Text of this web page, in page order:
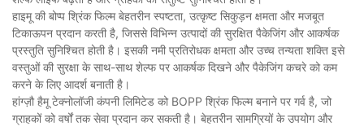
हाइमू की बोप्प श्रिंक फिल्म बेहतरीन स्पष्टता, उत्कृष्ट सिकुड़न क्षमता और मजबूत
टिकाऊपन प्रदान करती है, जिससे विभिन्न उत्पादों की सुरक्षित पैकेजिंग और आकर्षक
प्रस्तुति सुनिश्चित होती है। इसकी नमी प्रतिरोधक क्षमता और उच्च तन्यता शक्ति इसे
वस्तुओं की सुरक्षा के साथ-साथ शेल्फ पर आकर्षक दिखने और पैकेजिंग कचरे को कम
करने के लिए आदर्श बनाती है।
हांग्ज़ौ हैमू टेक्नोलॉजी कंपनी लिमिटेड को BOPP श्रिंक फिल्म बनाने पर गर्व है, जो
ग्राहकों को वर्षों तक सेवा प्रदान कर सकती है। बेहतरीन सामग्रियों के उपयोग और